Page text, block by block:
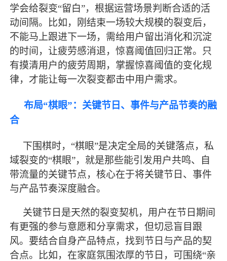
学会给裂变“留白”，根据运营场景判断合适的活
动间隔。比如，刚结束一场较大规模的裂变后，
不能马上跟进下一场，需给用户留出消化和沉淀
的时间，让疲劳感消退，惊喜阈值回归正常。只
有摸清用户的疲劳周期，掌握惊喜阈值的变化规
律，才能让每一次裂变都击中用户需求。
布局“棋眼”：关键节日、事件与产品节奏的融
合
下围棋时， “棋眼”是决定全局的关键落点，私
域裂变的“棋眼”，就是那些能引发用户共鸣、自
带流量的关键节点，核心在于将关键节日、事件
与产品节奏深度融合。
关键节日是天然的裂变契机，用户在节日期间
有更强的参与意愿和分享需求，但切忌盲目跟
风。要结合自身产品特点，找到节日与产品的契
合点。比如，在家庭氛围浓厚的节日，可围绕“亲